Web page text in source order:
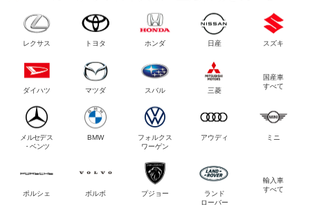
レクサス トヨタ ホンダ 日産 スズキ
ダイハツ マツダ スバル 三菱
国産車
すべて
メルセデス
・ベンツ
BMW
フォルクス
ワーゲン
アウディ ミニ
ポルシェ ボルボ プジョー
ランド
ローバー
輸入車
すべて